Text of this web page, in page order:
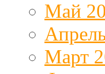
Май
Март